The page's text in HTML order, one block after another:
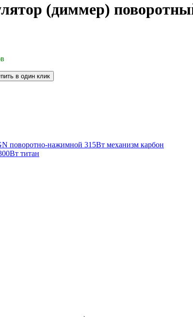
(диммер)
поворотно-нажимной 315Вт механизм карбон
титан